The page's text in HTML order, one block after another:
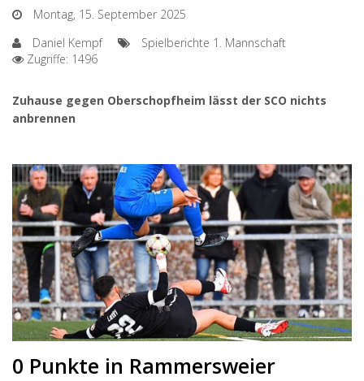
Montag, 15. September 2025
Daniel Kempf
Spielberichte 1. Mannschaft
Zugriffe: 1496
Zuhause gegen Oberschopfheim lässt der SCO nichts
anbrennen
0 Punkte in Rammersweier